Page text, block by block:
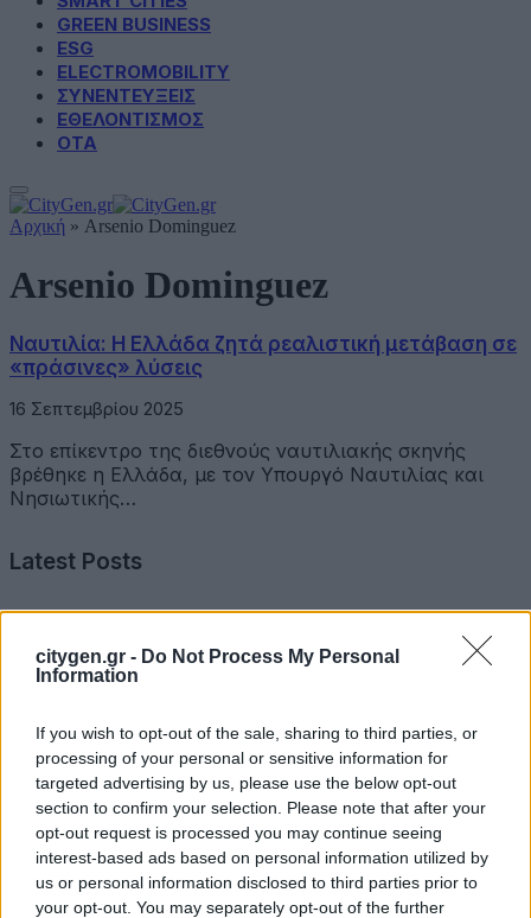
citygen.gr - Do Not Process My Personal
Information
If you wish to opt-out of the sale, sharing to third parties, or
processing of your personal or sensitive information for
targeted advertising by us, please use the below opt-out
section to confirm your selection. Please note that after your
opt-out request is processed you may continue seeing
interest-based ads based on personal information utilized by
us or personal information disclosed to third parties prior to
your opt-out. You may separately opt-out of the further
GREEN BUSINESS
ESG
ELECTROMOBILITY
ΣΥΝΕΝΤΕΥΞΕΙΣ
ΕΘΕΛΟΝΤΙΣΜΟΣ
ΟΤΑ
Αρχική » Arsenio Dominguez
Arsenio Dominguez
Ναυτιλία: Η Ελλάδα ζητά ρεαλιστική μετάβαση σε
«πράσινες» λύσεις
16 Σεπτεμβρίου 2025
Στο επίκεντρο της διεθνούς ναυτιλιακής σκηνής
βρέθηκε η Ελλάδα, με τον Υπουργό Ναυτιλίας και
Νησιωτικής…
Latest Posts
στην ΕΠΟΜΕΑ Βιλίων
Ν. Χαρδαλιάς: «Με το Παρατηρητήριο Έργων η
Περιφέρεια αποκτά ένα πρωτοποριακό ψηφιακό
εργαλείο λογοδοσίας»
6 Αυγούστου 2026
Δήμος Αθηναίων: 43 σχολικές αυλές γίνονται πιο
πράσινες και πιο δροσερές